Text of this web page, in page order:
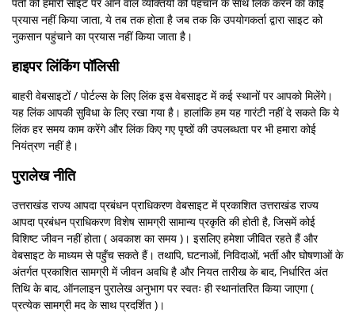
प्रयास नहीं किया जाता, ये तब तक होता है जब तक कि उपयोगकर्ता द्वारा साइट को
नुकसान पहुंचाने का प्रयास नहीं किया जाता है।
हाइपर लिंकिंग पॉलिसी
बाहरी वेबसाइटों / पोर्टल्स के लिए लिंक इस वेबसाइट में कई स्थानों पर आपको मिलेंगे।
यह लिंक आपकी सुविधा के लिए रखा गया है। हालांकि हम यह गारंटी नहीं दे सकते कि ये
लिंक हर समय काम करेंगे और लिंक किए गए पृष्ठों की उपलब्धता पर भी हमारा कोई
नियंत्रण नहीं है।
पुरालेख नीति
उत्तराखंड राज्य आपदा प्रबंधन प्राधिकरण वेबसाइट में प्रकाशित उत्तराखंड राज्य
आपदा प्रबंधन प्राधिकरण विशेष सामग्री सामान्य प्रकृति की होती है, जिसमें कोई
विशिष्ट जीवन नहीं होता ( अवकाश का समय )। इसलिए हमेशा जीवित रहते हैं और
वेबसाइट के माध्यम से पहुँच सकते हैं। तथापि, घटनाओं, निविदाओं, भर्ती और घोषणाओं के
अंतर्गत प्रकाशित सामग्री में जीवन अवधि है और नियत तारीख के बाद, निर्धारित अंत
तिथि के बाद, ऑनलाइन पुरालेख अनुभाग पर स्वतः ही स्थानांतरित किया जाएगा (
प्रत्येक सामग्री मद के साथ प्रदर्शित )।